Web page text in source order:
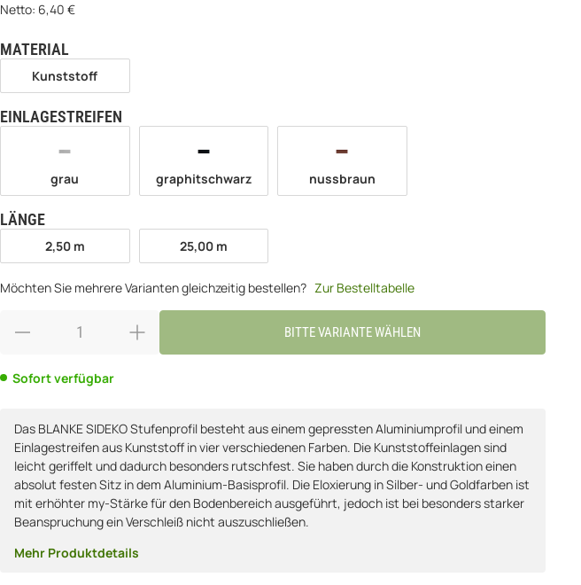
Netto: 6,40 €
MATERIAL
Kunststoff
Kunststoff
EINLAGESTREIFEN
grau graphitschwarz nussbraun
LÄNGE
2,50 m 25,00 m
25,00 m
Möchten Sie mehrere Varianten gleichzeitig bestellen? Zur Bestelltabelle
BITTE VARIANTE WÄHLEN
Sofort verfügbar
Das BLANKE SIDEKO Stufenprofil besteht aus einem gepressten Aluminiumprofil und einem
Einlagestreifen aus Kunststoff in vier verschiedenen Farben. Die Kunststoffeinlagen sind
leicht geriffelt und dadurch besonders rutschfest. Sie haben durch die Konstruktion einen
absolut festen Sitz in dem Aluminium-Basisprofil. Die Eloxierung in Silber- und Goldfarben ist
mit erhöhter my-Stärke für den Bodenbereich ausgeführt, jedoch ist bei besonders starker
Beanspruchung ein Verschleiß nicht auszuschließen.
Mehr Produktdetails